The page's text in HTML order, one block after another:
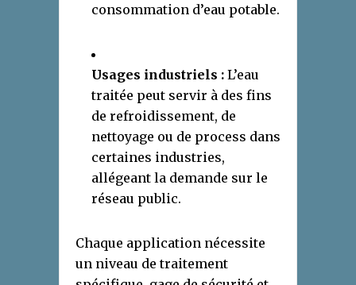
consommation d’eau potable.
Usages industriels : L’eau
traitée peut servir à des fins
de refroidissement, de
nettoyage ou de process dans
certaines industries,
allégeant la demande sur le
réseau public.
Chaque application nécessite
un niveau de traitement